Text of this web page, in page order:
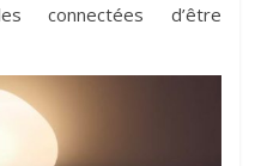
connectées d’être